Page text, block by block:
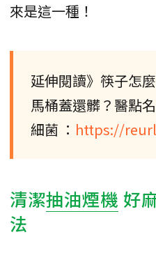
來是這一種！
延伸閱讀》筷子怎
馬桶蓋還髒？醫點
細菌 ： https://
清潔抽油煙機 好
法